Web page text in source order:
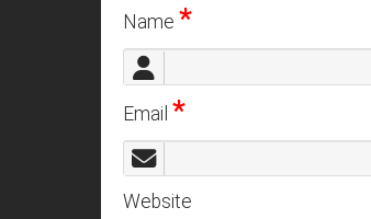
Name *
Email *
Website